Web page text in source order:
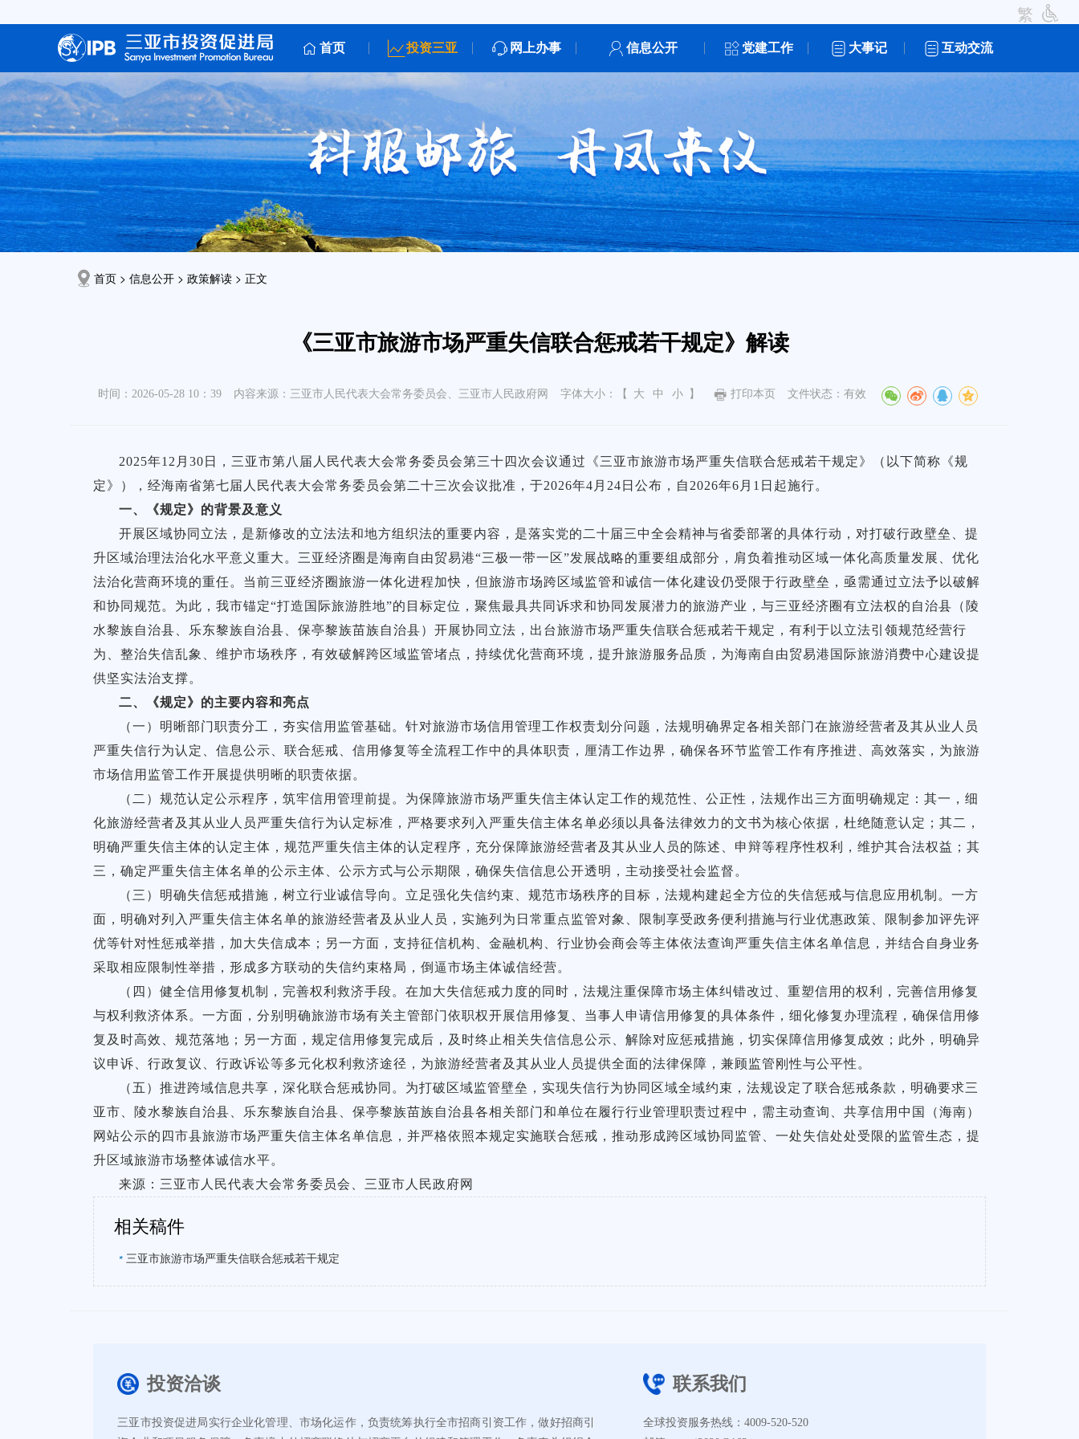
繁
首页 投资三亚 网上办事 信息公开 党建工作 大事记 互动交流
首页 > 信息公开 > 政策解读 > 正文
《三亚市旅游市场严重失信联合惩戒若干规定》解读
时间：2026-05-28 10：39 内容来源：三亚市人民代表大会常务委员会、三亚市人民政府网 字体大小：【 大 中 小 】 打印本页 文件状态：有效
2025年12月30日，三亚市第八届人民代表大会常务委员会第三十四次会议通过《三亚市旅游市场严重失信联合惩戒若干规定》（以下简称《规
定》），经海南省第七届人民代表大会常务委员会第二十三次会议批准，于2026年4月24日公布，自2026年6月1日起施行。
一、《规定》的背景及意义
开展区域协同立法，是新修改的立法法和地方组织法的重要内容，是落实党的二十届三中全会精神与省委部署的具体行动，对打破行政壁垒、提
升区域治理法治化水平意义重大。三亚经济圈是海南自由贸易港“三极一带一区”发展战略的重要组成部分，肩负着推动区域一体化高质量发展、优化
法治化营商环境的重任。当前三亚经济圈旅游一体化进程加快，但旅游市场跨区域监管和诚信一体化建设仍受限于行政壁垒，亟需通过立法予以破解
和协同规范。为此，我市锚定“打造国际旅游胜地”的目标定位，聚焦最具共同诉求和协同发展潜力的旅游产业，与三亚经济圈有立法权的自治县（陵
水黎族自治县、乐东黎族自治县、保亭黎族苗族自治县）开展协同立法，出台旅游市场严重失信联合惩戒若干规定，有利于以立法引领规范经营行
为、整治失信乱象、维护市场秩序，有效破解跨区域监管堵点，持续优化营商环境，提升旅游服务品质，为海南自由贸易港国际旅游消费中心建设提
供坚实法治支撑。
二、《规定》的主要内容和亮点
（一）明晰部门职责分工，夯实信用监管基础。针对旅游市场信用管理工作权责划分问题，法规明确界定各相关部门在旅游经营者及其从业人员
严重失信行为认定、信息公示、联合惩戒、信用修复等全流程工作中的具体职责，厘清工作边界，确保各环节监管工作有序推进、高效落实，为旅游
市场信用监管工作开展提供明晰的职责依据。
（二）规范认定公示程序，筑牢信用管理前提。为保障旅游市场严重失信主体认定工作的规范性、公正性，法规作出三方面明确规定：其一，细
化旅游经营者及其从业人员严重失信行为认定标准，严格要求列入严重失信主体名单必须以具备法律效力的文书为核心依据，杜绝随意认定；其二，
明确严重失信主体的认定主体，规范严重失信主体的认定程序，充分保障旅游经营者及其从业人员的陈述、申辩等程序性权利，维护其合法权益；其
三，确定严重失信主体名单的公示主体、公示方式与公示期限，确保失信信息公开透明，主动接受社会监督。
（三）明确失信惩戒措施，树立行业诚信导向。立足强化失信约束、规范市场秩序的目标，法规构建起全方位的失信惩戒与信息应用机制。一方
面，明确对列入严重失信主体名单的旅游经营者及从业人员，实施列为日常重点监管对象、限制享受政务便利措施与行业优惠政策、限制参加评先评
优等针对性惩戒举措，加大失信成本；另一方面，支持征信机构、金融机构、行业协会商会等主体依法查询严重失信主体名单信息，并结合自身业务
采取相应限制性举措，形成多方联动的失信约束格局，倒逼市场主体诚信经营。
（四）健全信用修复机制，完善权利救济手段。在加大失信惩戒力度的同时，法规注重保障市场主体纠错改过、重塑信用的权利，完善信用修复
与权利救济体系。一方面，分别明确旅游市场有关主管部门依职权开展信用修复、当事人申请信用修复的具体条件，细化修复办理流程，确保信用修
复及时高效、规范落地；另一方面，规定信用修复完成后，及时终止相关失信信息公示、解除对应惩戒措施，切实保障信用修复成效；此外，明确异
议申诉、行政复议、行政诉讼等多元化权利救济途径，为旅游经营者及其从业人员提供全面的法律保障，兼顾监管刚性与公平性。
（五）推进跨域信息共享，深化联合惩戒协同。为打破区域监管壁垒，实现失信行为协同区域全域约束，法规设定了联合惩戒条款，明确要求三
亚市、陵水黎族自治县、乐东黎族自治县、保亭黎族苗族自治县各相关部门和单位在履行行业管理职责过程中，需主动查询、共享信用中国（海南）
网站公示的四市县旅游市场严重失信主体名单信息，并严格依照本规定实施联合惩戒，推动形成跨区域协同监管、一处失信处处受限的监管生态，提
升区域旅游市场整体诚信水平。
来源：三亚市人民代表大会常务委员会、三亚市人民政府网
相关稿件
* 三亚市旅游市场严重失信联合惩戒若干规定
投资洽谈
三亚市投资促进局实行企业化管理、市场化运作，负责统筹执行全市招商引资工作，做好招商引
联系我们
全球投资服务热线：4009-520-520